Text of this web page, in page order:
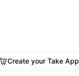
Create your Take App